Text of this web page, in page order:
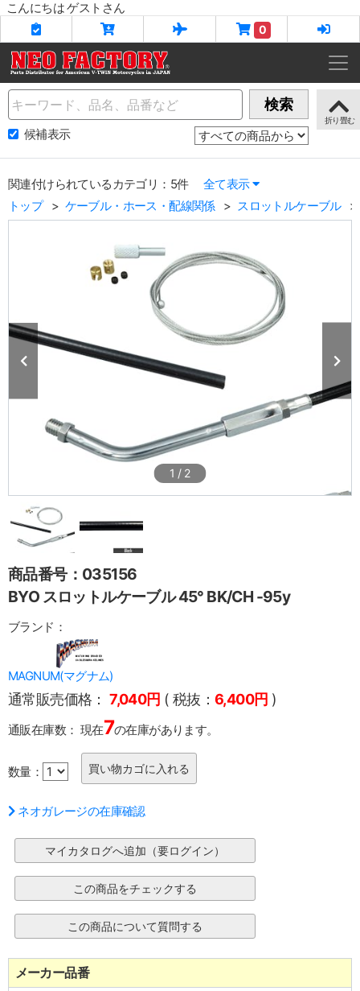
こんにちは ゲストさん
0
Name 検索
候補表示
関連付けられているカテゴリ：5件
全て表示
トップ
ケーブル・ホース・配線関係 スロットルケーブル
1 / 2
商品番号：035156
BYO スロットルケーブル 45° BK/CH -95y
ブランド：
MAGNUM(マグナム)
通常販売価格： 7,040円 ( 税抜：6,400円 )
通販在庫数： 現在7の在庫があります。
数量：
ネオガレージの在庫確認
メーカー品番